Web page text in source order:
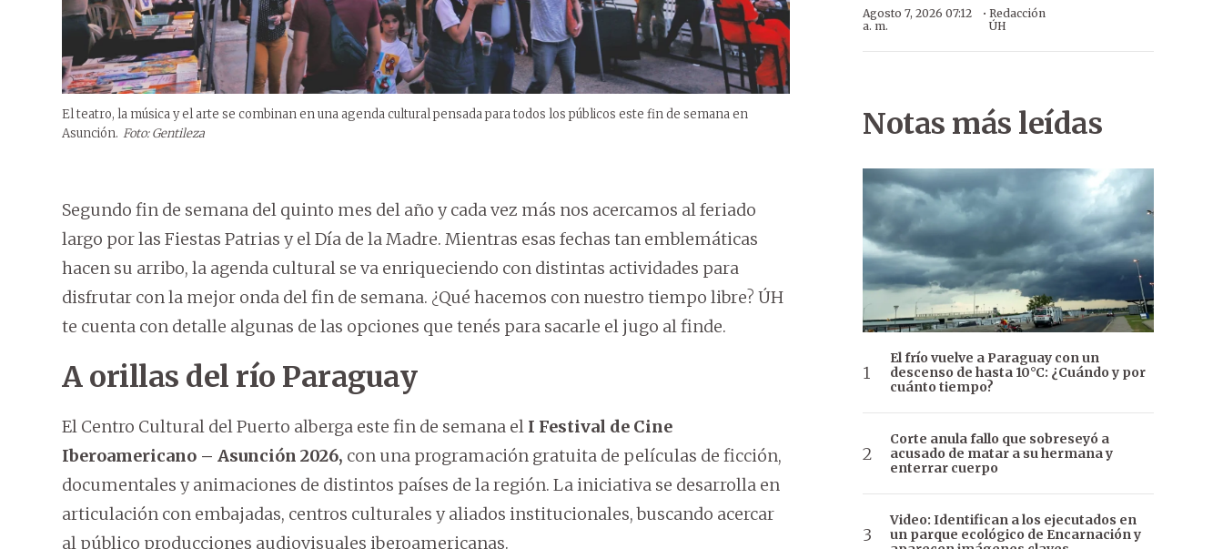
El teatro, la música y el arte se combinan en una agenda cultural pensada para todos los públicos este fin de semana en
Asunción. Foto: Gentileza
Segundo fin de semana del quinto mes del año y cada vez más nos acercamos al feriado
largo por las Fiestas Patrias y el Día de la Madre. Mientras esas fechas tan emblemáticas
hacen su arribo, la agenda cultural se va enriqueciendo con distintas actividades para
disfrutar con la mejor onda del fin de semana. ¿Qué hacemos con nuestro tiempo libre? ÚH
te cuenta con detalle algunas de las opciones que tenés para sacarle el jugo al finde.
A orillas del río Paraguay
El Centro Cultural del Puerto alberga este fin de semana el I Festival de Cine
Iberoamericano – Asunción 2026, con una programación gratuita de películas de ficción,
documentales y animaciones de distintos países de la región. La iniciativa se desarrolla en
articulación con embajadas, centros culturales y aliados institucionales, buscando acercar
al público producciones audiovisuales iberoamericanas.
Agosto 7, 2026 07:12
a. m.
· Redacción
ÚH
Notas más leídas
El frío vuelve a Paraguay con un
descenso de hasta 10°C: ¿Cuándo y por
cuánto tiempo?
Corte anula fallo que sobreseyó a
acusado de matar a su hermana y
enterrar cuerpo
Video: Identifican a los ejecutados en
un parque ecológico de Encarnación y